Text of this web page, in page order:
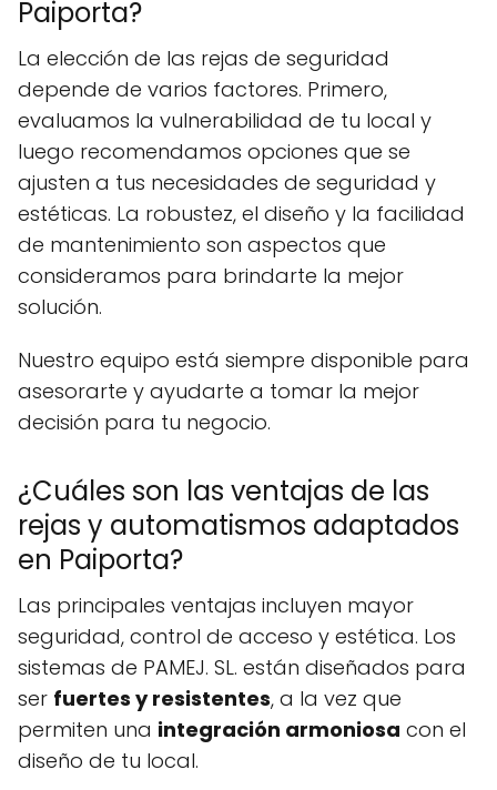
Paiporta?
La elección de las rejas de seguridad
depende de varios factores. Primero,
evaluamos la vulnerabilidad de tu local y
luego recomendamos opciones que se
ajusten a tus necesidades de seguridad y
estéticas. La robustez, el diseño y la facilidad
de mantenimiento son aspectos que
consideramos para brindarte la mejor
solución.
Nuestro equipo está siempre disponible para
asesorarte y ayudarte a tomar la mejor
decisión para tu negocio.
¿Cuáles son las ventajas de las
rejas y automatismos adaptados
en Paiporta?
Las principales ventajas incluyen mayor
seguridad, control de acceso y estética. Los
sistemas de PAMEJ. SL. están diseñados para
ser fuertes y resistentes, a la vez que
permiten una integración armoniosa con el
diseño de tu local.